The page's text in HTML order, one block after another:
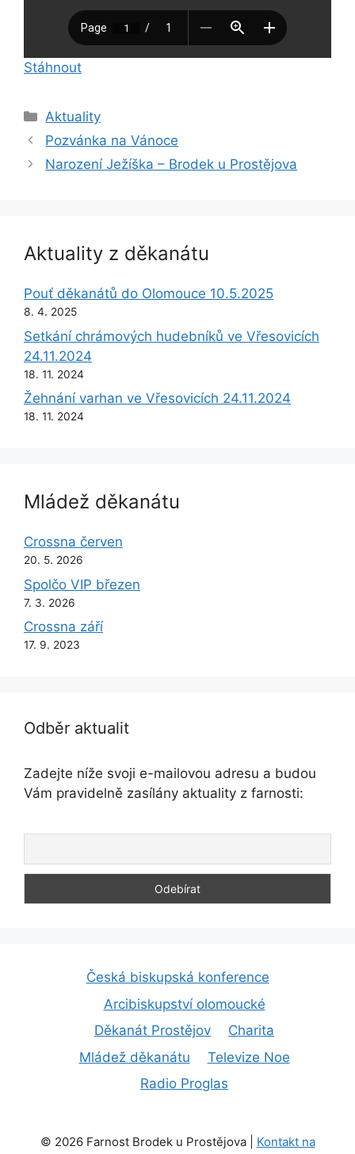
Stáhnout
Rubriky
Aktuality
Pozvánka na Vánoce
Narození Ježíška – Brodek u Prostějova
Aktuality z děkanátu
Pouť děkanátů do Olomouce 10.5.2025
8. 4. 2025
Setkání chrámových hudebníků ve Vřesovicích
24.11.2024
18. 11. 2024
Žehnání varhan ve Vřesovicích 24.11.2024
18. 11. 2024
Mládež děkanátu
Crossna červen
20. 5. 2026
Spolčo VIP březen
7. 3. 2026
Crossna září
17. 9. 2023
Odběr aktualit
Zadejte níže svoji e-mailovou adresu a budou
Vám pravidelně zasílány aktuality z farnosti:
Česká biskupská konference
Arcibiskupství olomoucké
Děkanát Prostějov
Charita
Mládež děkanátu
Televize Noe
Radio Proglas
© 2026 Farnost Brodek u Prostějova | Kontakt na